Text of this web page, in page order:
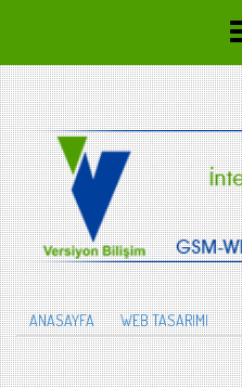
ANASAYFA WEB TASARIMI